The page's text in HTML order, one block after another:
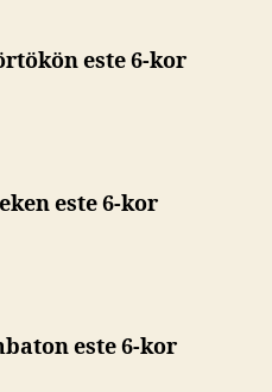
este 6-kor
este 6-kor
este 6-kor